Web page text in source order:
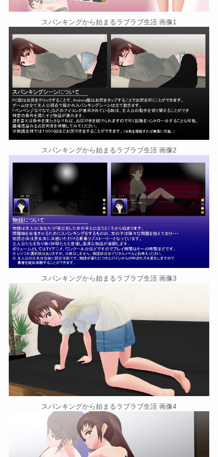
スパンキングから始まるラブラブ生活 画像1
スパンキングから始まるラブラブ生活 画像2
スパンキングから始まるラブラブ生活 画像3
スパンキングから始まるラブラブ生活 画像4